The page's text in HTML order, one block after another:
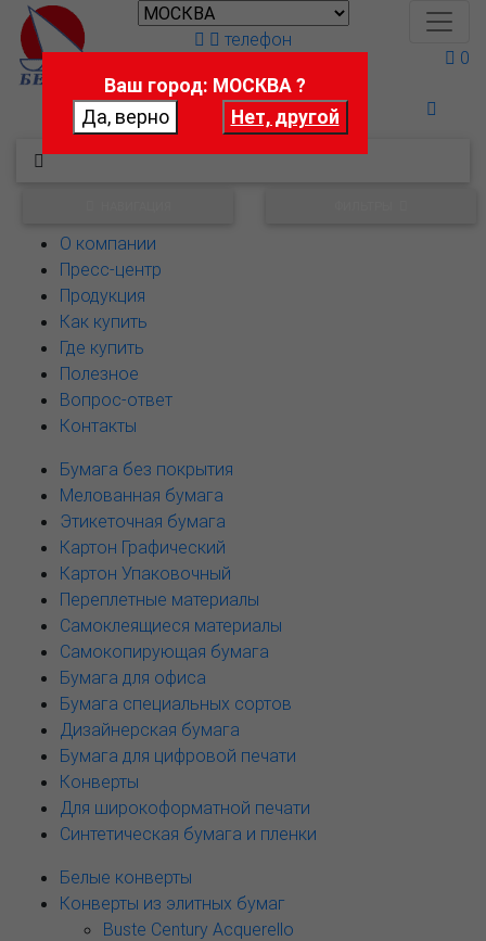
Поможем выбрать
телефон
0
О компании
Пресс-центр
Продукция
Как купить
Где купить
Полезное
Вопрос-ответ
Контакты
Бумага без покрытия
Мелованная бумага
Этикеточная бумага
Картон Графический
Картон Упаковочный
Переплетные материалы
Самоклеящиеся материалы
Самокопирующая бумага
Бумага для офиса
Бумага специальных сортов
Дизайнерская бумага
Бумага для цифровой печати
Конверты
Для широкоформатной печати
Синтетическая бумага и пленки
Белые конверты
Конверты из элитных бумаг
Buste Century Acquerello
Ваш город: МОСКВА ?